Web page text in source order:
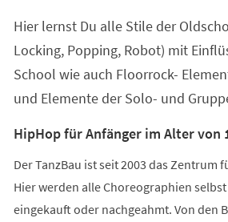
Hier lernst Du alle Stile der
Locking, Popping, Robot) mit
School wie auch Floorrock-
und Elemente der Solo- und
HipHop für Anfänger im Alter von
Der TanzBau ist seit 2003 das Zentrum
Hier werden alle Choreographien
eingekauft oder nachgeahmt. Von den